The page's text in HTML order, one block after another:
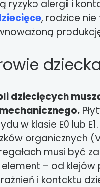
ryzyko alergii i
, rodzice
dziecka
dziecięcych
w klasie E0 lub
organicznych
musi być
element – od klejów
i kontaktu